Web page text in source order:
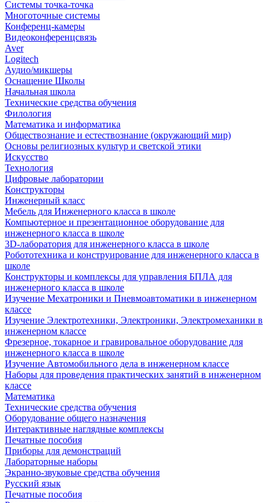
Системы точка-точка
Многоточные системы
Конференц-камеры
Видеоконференцсвязь
Aver
Logitech
Аудио/микшеры
Оснащение Школы
Начальная школа
Технические средства обучения
Филология
Математика и информатика
Обществознание и естествознание (окружающий мир)
Основы религиозных культур и светской этики
Искусство
Технология
Цифровые лаборатории
Конструкторы
Инженерный класс
Мебель для Инженерного класса в школе
Компьютерное и презентационное оборудование для
инженерного класса в школе
3D-лаборатория для инженерного класса в школе
Робототехника и конструирование для инженерного класса в
школе
Конструкторы и комплексы для управления БПЛА для
инженерного класса в школе
Изучение Мехатроники и Пневмоавтоматики в инженерном
классе
Изучение Электротехники, Электроники, Электромеханики в
инженерном классе
Фрезерное, токарное и гравировальное оборудование для
инженерного класса в школе
Изучение Автомобильного дела в инженерном классе
Наборы для проведения практических занятий в инженерном
классе
Математика
Технические средства обучения
Оборудование общего назначения
Интерактивные наглядные комплексы
Печатные пособия
Приборы для демонстраций
Лабораторные наборы
Экранно-звуковые средства обучения
Русский язык
Печатные пособия